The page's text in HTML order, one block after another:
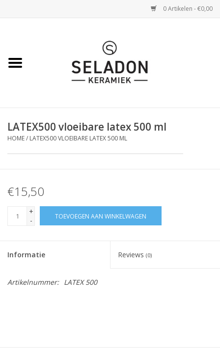
0 Artikelen - €0,00
VERZENDING
SELADON ZOMERDEALS
LATEX500 vloeibare latex 500 ml
HOME/ LATEX500 VLOEIBARE LATEX 500 ML
€15,50
+
-
TOEVOEGEN AAN WINKELWAGEN
Informatie Reviews (0)
Artikelnummer: LATEX 500